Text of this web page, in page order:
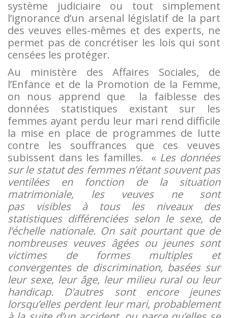
système judiciaire ou tout simplement
l’ignorance d’un arsenal législatif de la part
des veuves elles-mêmes et des experts, ne
permet pas de concrétiser les lois qui sont
censées les protéger.
Au ministère des Affaires Sociales, de
l’Enfance et de la Promotion de la Femme,
on nous apprend que la faiblesse des
données statistiques existant sur les
femmes ayant perdu leur mari rend difficile
la mise en place de programmes de lutte
contre les souffrances que ces veuves
subissent dans les familles. « Les données
sur le statut des femmes n’étant souvent pas
ventilées en fonction de la situation
matrimoniale, les veuves ne sont
pasvisiblesà tous les niveaux des
statistiques différenciées selon le sexe, de
l’échelle nationale. On sait pourtant que de
nombreuses veuves âgées ou jeunes sont
victimes de formes multiples et
convergentes de discrimination, basées sur
leur sexe, leur âge, leur milieu rural ou leur
handicap. D’autres sont encore jeunes
lorsqu’elles perdent leur mari, probablement